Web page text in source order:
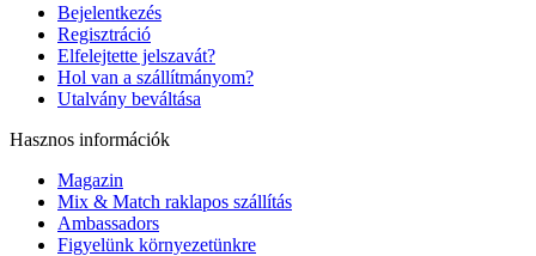
Bejelentkezés
Regisztráció
Elfelejtette jelszavát?
Hol van a szállítmányom?
Utalvány beváltása
Hasznos információk
Magazin
Mix & Match raklapos szállítás
Ambassadors
Figyelünk környezetünkre